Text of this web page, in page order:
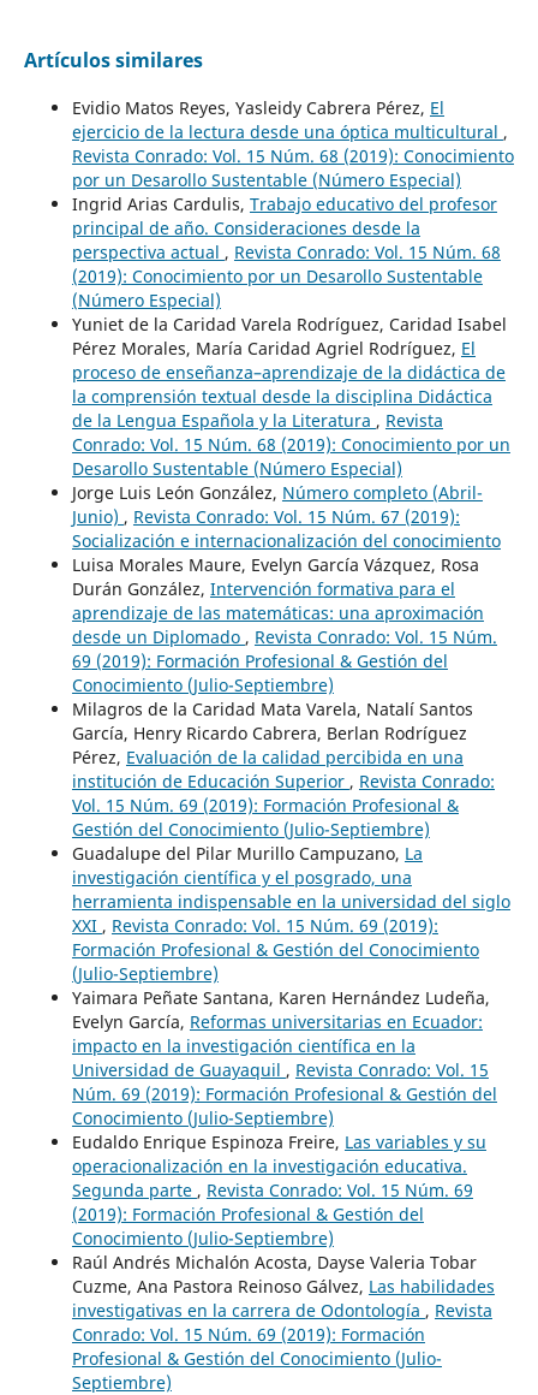
Artículos similares
Evidio Matos Reyes, Yasleidy Cabrera Pérez, El
ejercicio de la lectura desde una óptica multicultural ,
Revista Conrado: Vol. 15 Núm. 68 (2019): Conocimiento
por un Desarollo Sustentable (Número Especial)
Ingrid Arias Cardulis, Trabajo educativo del profesor
principal de año. Consideraciones desde la
perspectiva actual , Revista Conrado: Vol. 15 Núm. 68
(2019): Conocimiento por un Desarollo Sustentable
(Número Especial)
Yuniet de la Caridad Varela Rodríguez, Caridad Isabel
Pérez Morales, María Caridad Agriel Rodríguez, El
proceso de enseñanza–aprendizaje de la didáctica de
la comprensión textual desde la disciplina Didáctica
de la Lengua Española y la Literatura , Revista
Conrado: Vol. 15 Núm. 68 (2019): Conocimiento por un
Desarollo Sustentable (Número Especial)
Jorge Luis León González, Número completo (Abril-
Junio) , Revista Conrado: Vol. 15 Núm. 67 (2019):
Socialización e internacionalización del conocimiento
Luisa Morales Maure, Evelyn García Vázquez, Rosa
Durán González, Intervención formativa para el
aprendizaje de las matemáticas: una aproximación
desde un Diplomado , Revista Conrado: Vol. 15 Núm.
69 (2019): Formación Profesional & Gestión del
Conocimiento (Julio-Septiembre)
Milagros de la Caridad Mata Varela, Natalí Santos
García, Henry Ricardo Cabrera, Berlan Rodríguez
Pérez, Evaluación de la calidad percibida en una
institución de Educación Superior , Revista Conrado:
Vol. 15 Núm. 69 (2019): Formación Profesional &
Gestión del Conocimiento (Julio-Septiembre)
Guadalupe del Pilar Murillo Campuzano, La
investigación científica y el posgrado, una
herramienta indispensable en la universidad del siglo
XXI , Revista Conrado: Vol. 15 Núm. 69 (2019):
Formación Profesional & Gestión del Conocimiento
(Julio-Septiembre)
Yaimara Peñate Santana, Karen Hernández Ludeña,
Evelyn García, Reformas universitarias en Ecuador:
impacto en la investigación científica en la
Universidad de Guayaquil , Revista Conrado: Vol. 15
Núm. 69 (2019): Formación Profesional & Gestión del
Conocimiento (Julio-Septiembre)
Eudaldo Enrique Espinoza Freire, Las variables y su
operacionalización en la investigación educativa.
Segunda parte , Revista Conrado: Vol. 15 Núm. 69
(2019): Formación Profesional & Gestión del
Conocimiento (Julio-Septiembre)
Raúl Andrés Michalón Acosta, Dayse Valeria Tobar
Cuzme, Ana Pastora Reinoso Gálvez, Las habilidades
investigativas en la carrera de Odontología , Revista
Conrado: Vol. 15 Núm. 69 (2019): Formación
Profesional & Gestión del Conocimiento (Julio-
Septiembre)